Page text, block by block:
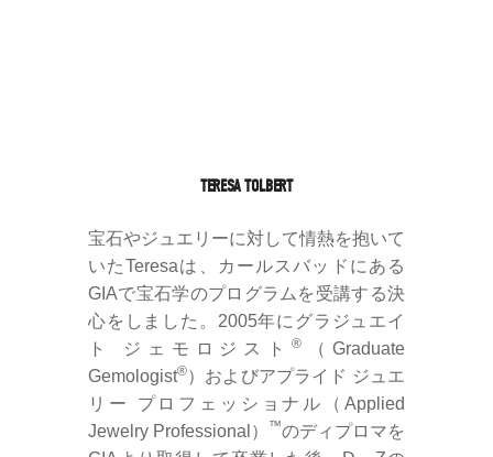
TERESA TOLBERT
宝石やジュエリーに対して情熱を抱いて
いたTeresaは、カールスバッドにある
GIAで宝石学のプログラムを受講する決
心をしました。2005年にグラジュエイ
ト ジェモロジスト®
（Graduate
Gemologist®）およびアプライド ジュエ
リー プロフェッショナル（Applied
Jewelry Professional）
™のディプロマを